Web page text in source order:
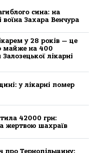
сина: на
воїна Захара Венчура
у 28 років — це
майже на 400
лікарні
у лікaрні пoмер
42000 грн:
жертвoю шaхрaїв
про Тернопільщину: